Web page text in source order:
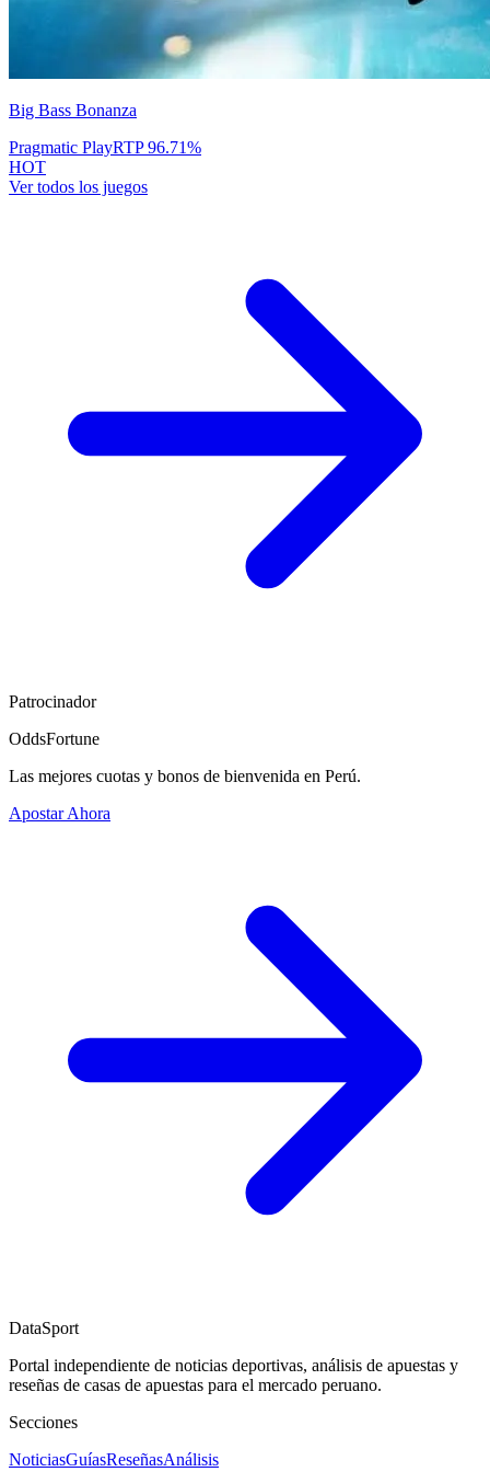
Big Bass Bonanza
Pragmatic PlayRTP96.71%
HOT
Ver todos los juegos
Patrocinador
OddsFortune
Las mejores cuotas y bonos de bienvenida en Perú.
Apostar Ahora
DataSport
Portal independiente de noticias deportivas, análisis de apuestas y
reseñas de casas de apuestas para el mercado peruano.
Secciones
NoticiasGuíasReseñasAnálisis